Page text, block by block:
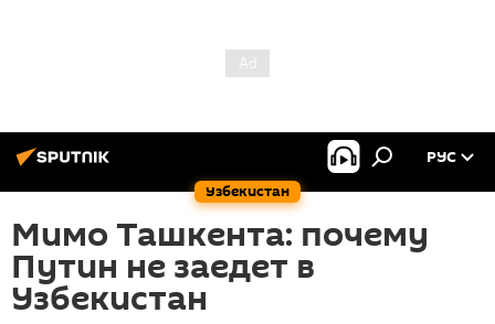
Узбекистан
РУС
Мимо Ташкента: почему
Путин не заедет в
Узбекистан